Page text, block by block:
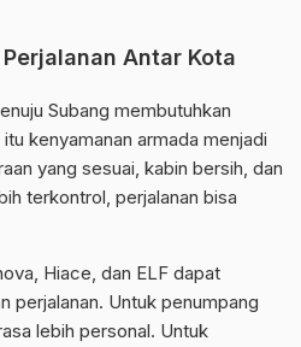
Antar Kota
Subang membutuhkan
kenyamanan armada menjadi
yang sesuai, kabin bersih, dan
terkontrol, perjalanan bisa
Hiace, dan ELF dapat
perjalanan. Untuk penumpang
lebih personal. Untuk